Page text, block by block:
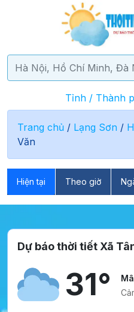
Tỉnh / Thành
Trang chủ / Lạng Sơn /
Văn
Hiện tại Theo giờ
Dự báo thời tiết Xã
31°